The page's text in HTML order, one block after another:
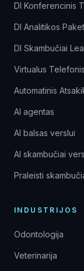
DI Konferencinis
DI Analitikos
DI Skambučiai
Virtualus
Automatinis
AI agentas
AI balsas verslui
AI skambučiai
Praleisti
INDUSTRIJOS
Odontologija
Veterinarija